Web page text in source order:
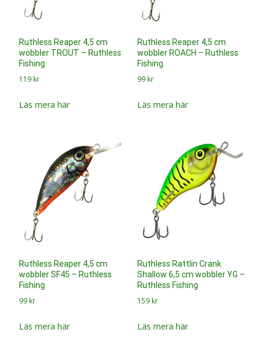
Ruthless Reaper 4,5 cm
wobbler TROUT – Ruthless
Fishing
119 kr
Läs mera här
Ruthless Reaper 4,5 cm
wobbler ROACH – Ruthless
Fishing
99 kr
Läs mera här
Ruthless Reaper 4,5 cm
wobbler SF45 – Ruthless
Fishing
99 kr
Läs mera här
Ruthless Rattlin Crank
Shallow 6,5 cm wobbler YG –
Ruthless Fishing
159 kr
Läs mera här